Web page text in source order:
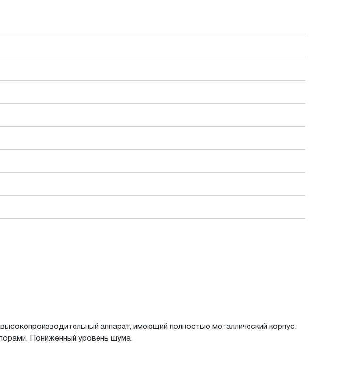
аппарат, имеющий полностью металлический корпус.
Пониженный уровень шума.